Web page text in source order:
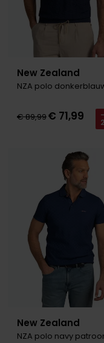
New Zealand
€ 89,99€ 71,99 -
New Zealand
NZA polo navy